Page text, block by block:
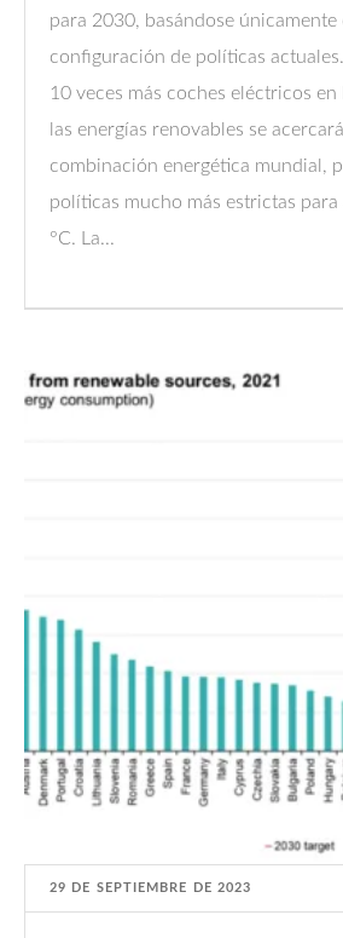
para 2030, basándose únicamente
configuración de políticas
10 veces más coches eléctricos
las energías renovables se
combinación energética mundial,
políticas mucho más estrictas para
°C. La...
29 DE SEPTIEMBRE DE 2023